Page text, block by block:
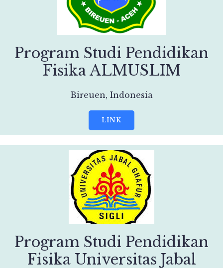
Program Studi Pendidikan
Fisika ALMUSLIM
Bireuen, Indonesia
LINK
Program Studi Pendidikan
Fisika Universitas Jabal